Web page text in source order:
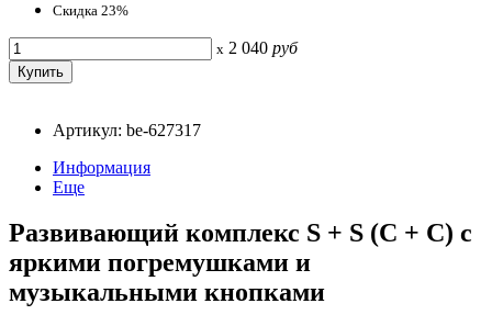
Скидка 23%
x 2 040 руб
Артикул: be-627317
Информация
Еще
Развивающий комплекс S + S (С + С) с
яркими погремушками и
музыкальными кнопками